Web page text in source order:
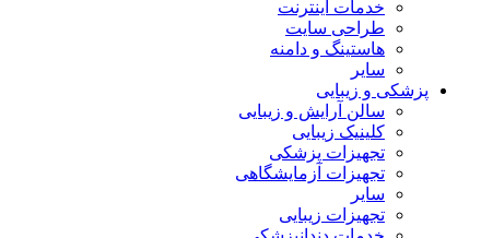
خدمات اینترنت
طراحی سایت
هاستینگ و دامنه
سایر
پزشکی و زیبایی
سالن آرایش و زیبایی
کلینیک زیبایی
تجهیزات پزشکی
تجهیزات آزمایشگاهی
سایر
تجهیزات زیبایی